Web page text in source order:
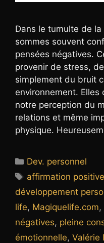
Dans le tumulte de
sommes souvent
pensées négatives.
provenir de stress,
simplement du bruit
environnement.
notre perception du
relations et même
physique.
Catégories
Dev. personnel
Étiquettes
affirmation positive
développement
life, Magiquelife.com,
négatives, pleine
émotionnelle, Valérie